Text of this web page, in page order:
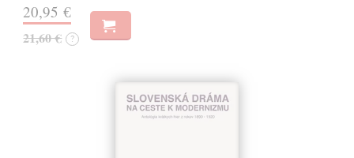
20,95 €
21,60 € ?